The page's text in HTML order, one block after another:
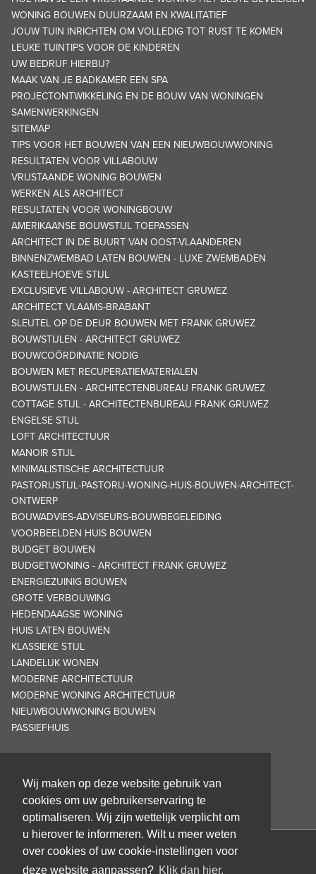
Wij maken op deze website gebruik van
cookies om uw gebruikerservaring te
optimaliseren. Wij zijn wettelijk verplicht om
u hierover te informeren. Wilt u meer weten
over cookies of uw cookie-instellingen voor
deze website aanpassen? Klik dan hier.
WONING BOUWEN DUURZAAM EN KWALITATIEF
JOUW TUIN INRICHTEN OM VOLLEDIG TOT RUST TE KOMEN
LEUKE TUINTIPS VOOR DE KINDEREN
UW BEDRIJF HIERBIJ?
MAAK VAN JE BADKAMER EEN SPA
PROJECTONTWIKKELING EN DE BOUW VAN WONINGEN
SAMENWERKINGEN
SITEMAP
TIPS VOOR HET BOUWEN VAN EEN NIEUWBOUWWONING
RESULTATEN VOOR VILLABOUW
VRIJSTAANDE WONING BOUWEN
WERKEN ALS ARCHITECT
RESULTATEN VOOR WONINGBOUW
AMERIKAANSE BOUWSTIJL TOEPASSEN
ARCHITECT IN DE BUURT VAN OOST-VLAANDEREN
BINNENZWEMBAD LATEN BOUWEN - LUXE ZWEMBADEN
KASTEELHOEVE STIJL
EXCLUSIEVE VILLABOUW - ARCHITECT GRUWEZ
ARCHITECT VLAAMS-BRABANT
SLEUTEL OP DE DEUR BOUWEN MET FRANK GRUWEZ
BOUWSTIJLEN - ARCHITECT GRUWEZ
BOUWCOÖRDINATIE NODIG
BOUWEN MET RECUPERATIEMATERIALEN
BOUWSTIJLEN - ARCHITECTENBUREAU FRANK GRUWEZ
COTTAGE STIJL - ARCHITECTENBUREAU FRANK GRUWEZ
ENGELSE STIJL
LOFT ARCHITECTUUR
MANOIR STIJL
MINIMALISTISCHE ARCHITECTUUR
PASTORIJSTIJL-PASTORIJ-WONING-HUIS-BOUWEN-ARCHITECT-
ONTWERP
BOUWADVIES-ADVISEURS-BOUWBEGELEIDING
VOORBEELDEN HUIS BOUWEN
BUDGET BOUWEN
BUDGETWONING - ARCHITECT FRANK GRUWEZ
ENERGIEZUINIG BOUWEN
GROTE VERBOUWING
HEDENDAAGSE WONING
HUIS LATEN BOUWEN
KLASSIEKE STIJL
LANDELIJK WONEN
MODERNE ARCHITECTUUR
MODERNE WONING ARCHITECTUUR
NIEUWBOUWWONING BOUWEN
PASSIEFHUIS
Architectenbureau Frank GRUWEZ bvba